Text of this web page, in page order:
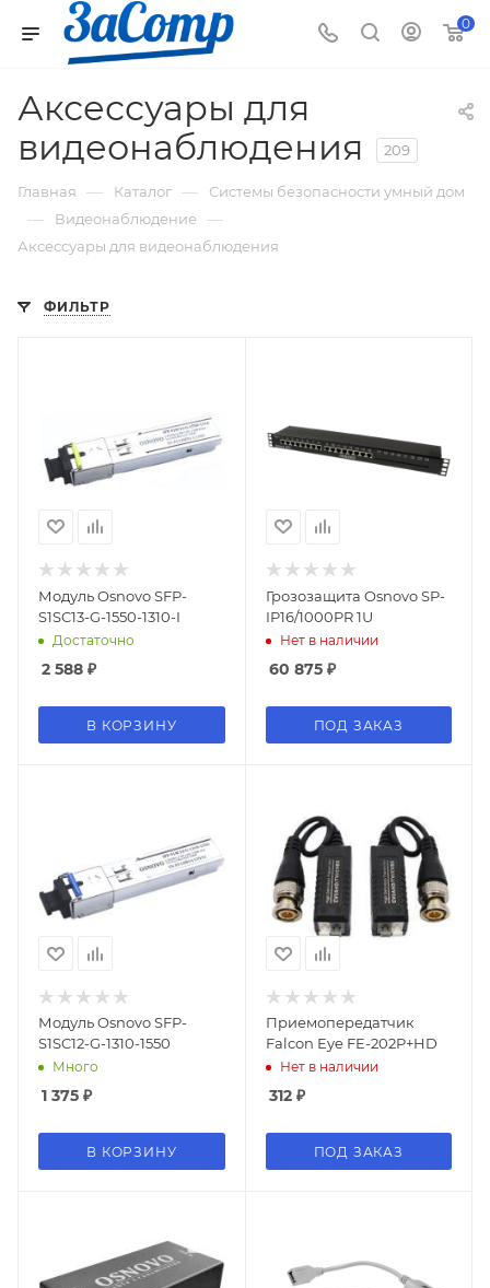
0
Аксессуары для
видеонаблюдения
209
Главная — Каталог — Системы безопасности умный дом
— Видеонаблюдение —
Аксессуары для видеонаблюдения
ФИЛЬТР
Модуль Osnovo SFP-
S1SC13-G-1550-1310-I
Достаточно
2 588 ₽
В КОРЗИНУ
Грозозащита Osnovo SP-
IP16/1000PR 1U
Нет в наличии
60 875₽
ПОД ЗАКАЗ
Модуль Osnovo SFP-
S1SC12-G-1310-1550
Много
1 375 ₽
В КОРЗИНУ
Приемопередатчик
Falcon Eye FE-202P+HD
Нет в наличии
312₽
ПОД ЗАКАЗ